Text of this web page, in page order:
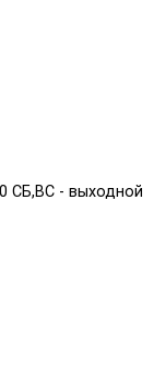
СБ,ВС - выходной